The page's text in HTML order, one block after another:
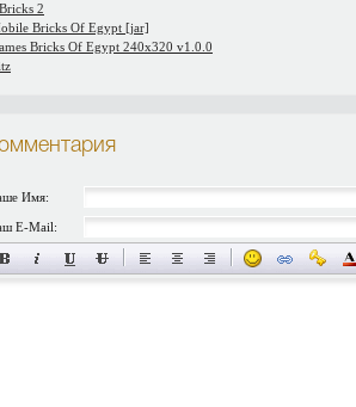
2
Bricks Of Egypt [jar]
Bricks Of Egypt 240x320 v1.0.0
Имя:
E-Mail: